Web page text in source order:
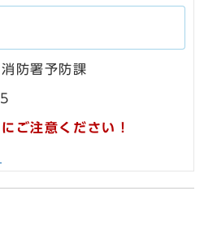
防署予防課
ご注意ください！